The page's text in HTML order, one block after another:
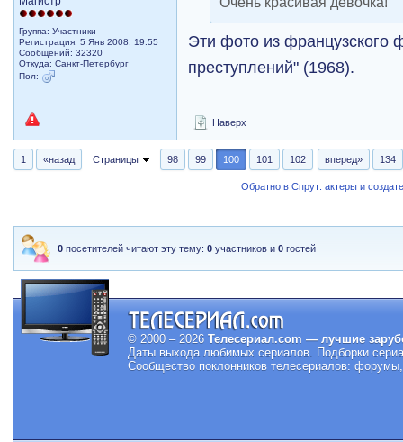
Группа: Участники
Регистрация: 5 Янв 2008, 19:55
Сообщений: 32320
Откуда: Санкт-Петербург
Пол:
Эти фото из французского
преступлений" (1968).
Наверх
1 «назад Страницы 98 99 100 101 102 вперед» 134
Обратно в Спрут: актеры и
0 посетителей читают эту тему:0 участников и0 гостей
© 2000 – 2026 Телесериал.com — лучшие
Даты выхода любимых сериалов. Подборки
Сообщество поклонников телесериалов: